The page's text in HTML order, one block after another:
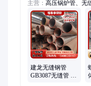
主营： 高压锅炉管、无
型管、螺旋管、镀锌
建龙无缝钢管
GB3087无缝管 耐